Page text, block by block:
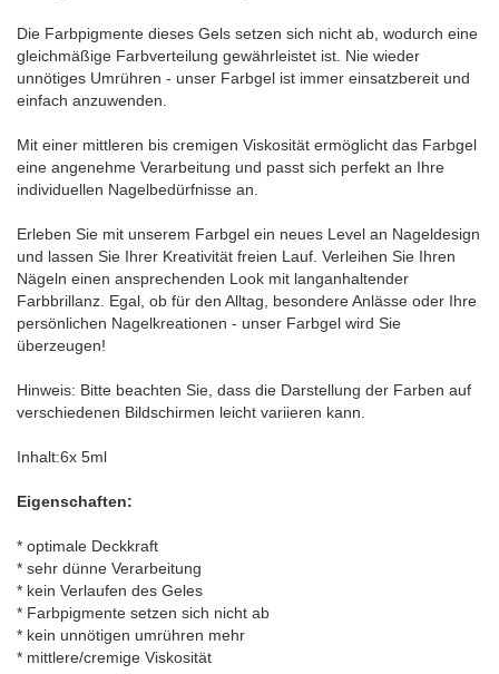
Die Farbpigmente dieses Gels setzen sich nicht ab, wodurch eine
gleichmäßige Farbverteilung gewährleistet ist. Nie wieder
unnötiges Umrühren - unser Farbgel ist immer einsatzbereit und
einfach anzuwenden.
Mit einer mittleren bis cremigen Viskosität ermöglicht das Farbgel
eine angenehme Verarbeitung und passt sich perfekt an Ihre
individuellen Nagelbedürfnisse an.
Erleben Sie mit unserem Farbgel ein neues Level an Nageldesign
und lassen Sie Ihrer Kreativität freien Lauf. Verleihen Sie Ihren
Nägeln einen ansprechenden Look mit langanhaltender
Farbbrillanz. Egal, ob für den Alltag, besondere Anlässe oder Ihre
persönlichen Nagelkreationen - unser Farbgel wird Sie
überzeugen!
Hinweis: Bitte beachten Sie, dass die Darstellung der Farben auf
verschiedenen Bildschirmen leicht variieren kann.
Inhalt:6x 5ml
Eigenschaften:
* optimale Deckkraft
* sehr dünne Verarbeitung
* kein Verlaufen des Geles
* Farbpigmente setzen sich nicht ab
* kein unnötigen umrühren mehr
* mittlere/cremige Viskosität